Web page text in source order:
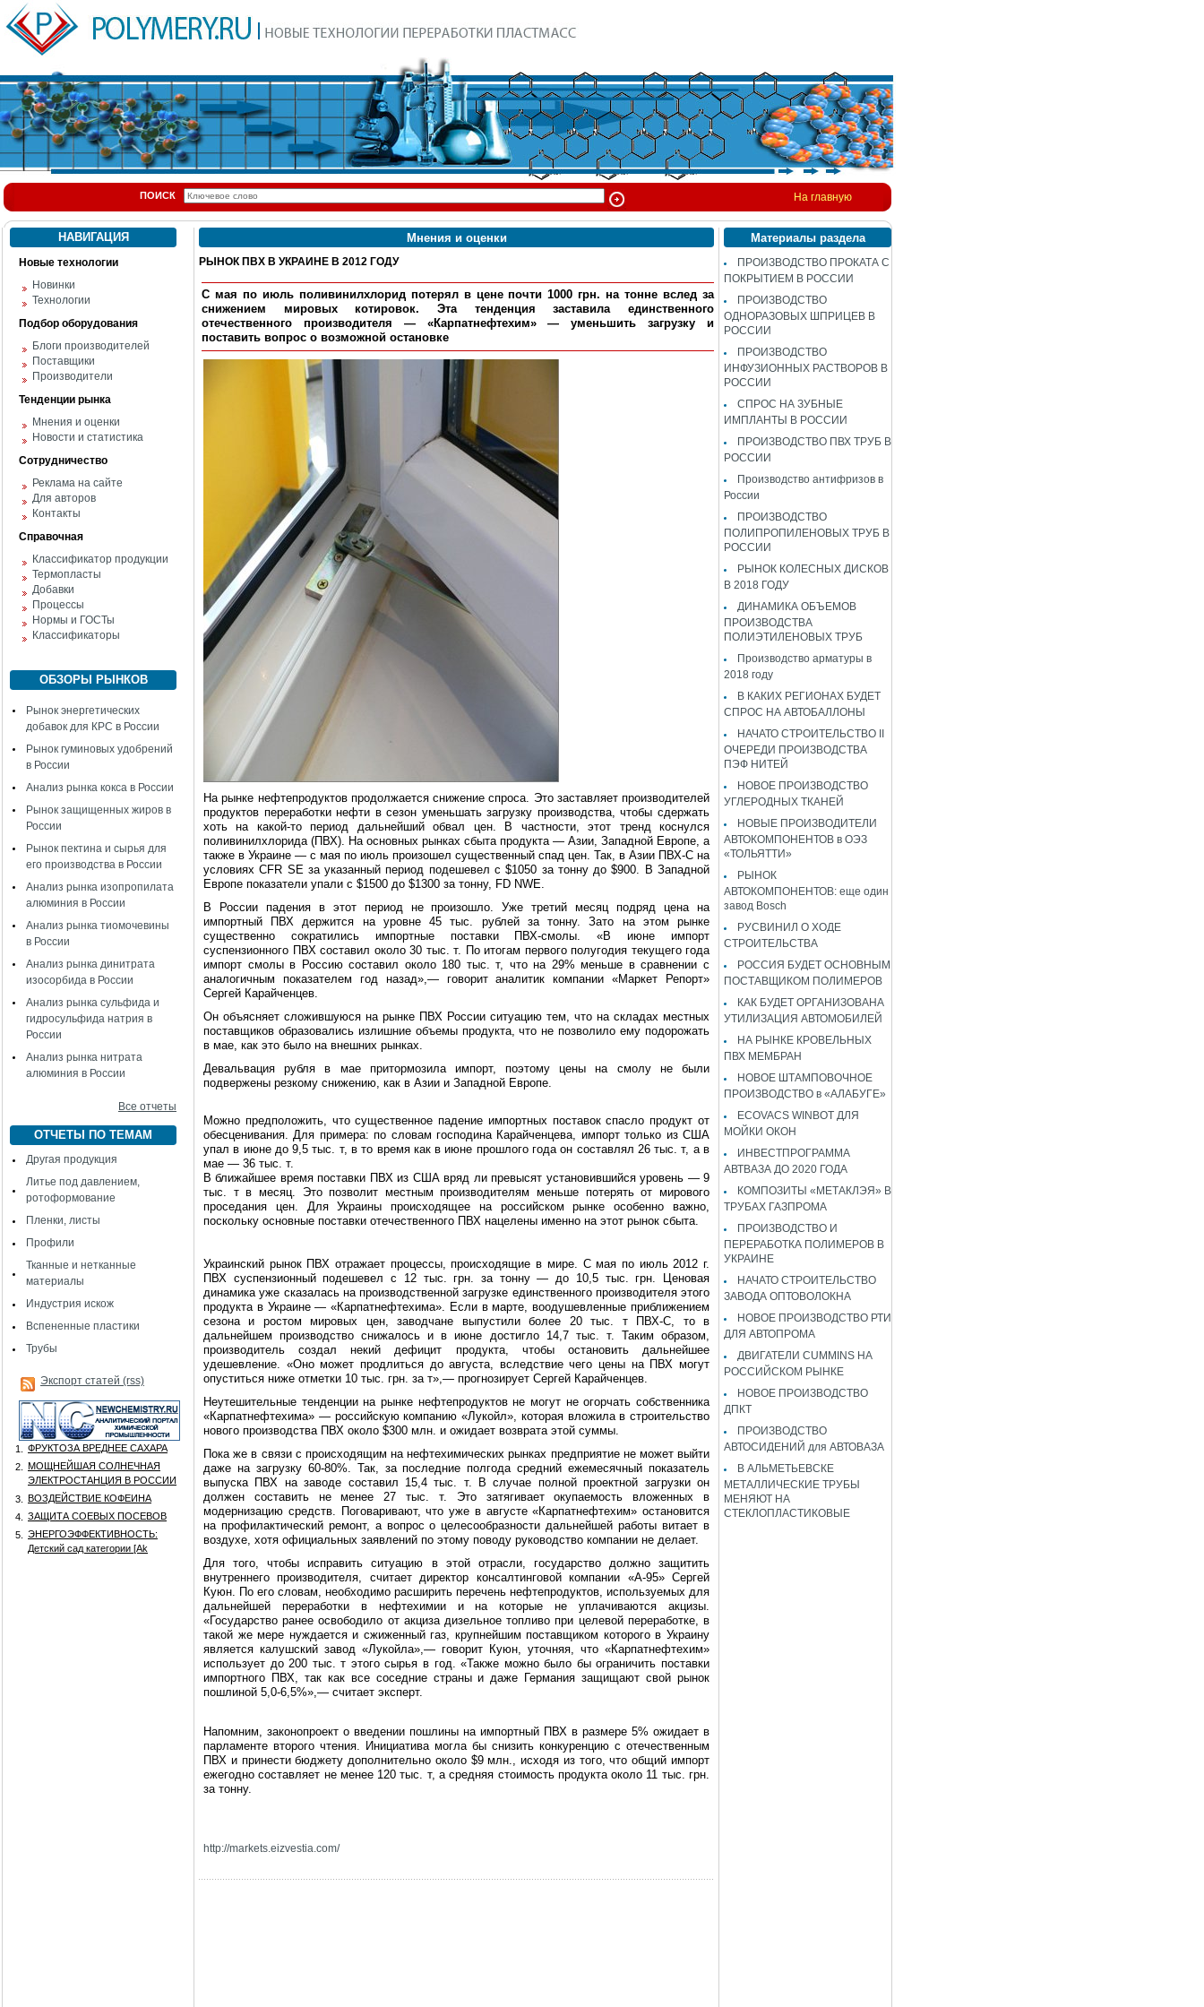
ПОИСК На главную
НАВИГАЦИЯ
Новые технологии
Новинки
Технологии
Подбор оборудования
Блоги производителей
Поставщики
Производители
Тенденции рынка
Мнения и оценки
Новости и статистика
Сотрудничество
Реклама на сайте
Для авторов
Контакты
Справочная
Классификатор продукции
Термопласты
Добавки
Процессы
Нормы и ГОСТы
Классификаторы
ОБЗОРЫ РЫНКОВ
Рынок энергетических
добавок для КРС в России
Рынок гуминовых удобрений
в России
Анализ рынка кокса в России
Рынок защищенных жиров в
России
Рынок пектина и сырья для
его производства в России
Анализ рынка изопропилата
алюминия в России
Анализ рынка тиомочевины
в России
Анализ рынка динитрата
изосорбида в России
Анализ рынка сульфида и
гидросульфида натрия в
России
Анализ рынка нитрата
алюминия в России
Все отчеты
ОТЧЕТЫ ПО ТЕМАМ
Другая продукция
Литье под давлением,
ротоформование
Пленки, листы
Профили
Тканные и нетканные
материалы
Индустрия искож
Вспененные пластики
Трубы
Экспорт статей (rss)
1.
ФРУКТОЗА ВРЕДНЕЕ САХАРА
2.
МОЩНЕЙШАЯ СОЛНЕЧНАЯ
ЭЛЕКТРОСТАНЦИЯ В РОССИИ
3.
ВОЗДЕЙСТВИЕ КОФЕИНА
4.
ЗАЩИТА СОЕВЫХ ПОСЕВОВ
5.
ЭНЕРГОЭФФЕКТИВНОСТЬ:
Детский сад категории [Аk
Мнения и оценки
РЫНОК ПВХ В УКРАИНЕ В 2012 ГОДУ
С мая по июль поливинилхлорид потерял в цене почти 1000 грн. на тонне вслед за
снижением мировых котировок. Эта тенденция заставила единственного
отечественного производителя — «Карпатнефтехим» — уменьшить загрузку и
поставить вопрос о возможной остановке
На рынке нефтепродуктов продолжается снижение спроса. Это заставляет производителей
продуктов переработки нефти в сезон уменьшать загрузку производства, чтобы сдержать
хоть на какой-то период дальнейший обвал цен. В частности, этот тренд коснулся
поливинилхлорида (ПВХ). На основных рынках сбыта продукта — Азии, Западной Европе, а
также в Украине — с мая по июль произошел существенный спад цен. Так, в Азии ПВХ-С на
условиях CFR SE за указанный период подешевел с $1050 за тонну до $900. В Западной
Европе показатели упали с $1500 до $1300 за тонну, FD NWE.
В России падения в этот период не произошло. Уже третий месяц подряд цена на
импортный ПВХ держится на уровне 45 тыс. рублей за тонну. Зато на этом рынке
существенно сократились импортные поставки ПВХ-смолы. «В июне импорт
суспензионного ПВХ составил около 30 тыс. т. По итогам первого полугодия текущего года
импорт смолы в Россию составил около 180 тыс. т, что на 29% меньше в сравнении с
аналогичным показателем год назад»,— говорит аналитик компании «Маркет Репорт»
Сергей Карайченцев.
Он объясняет сложившуюся на рынке ПВХ России ситуацию тем, что на складах местных
поставщиков образовались излишние объемы продукта, что не позволило ему подорожать
в мае, как это было на внешних рынках.
Девальвация рубля в мае притормозила импорт, поэтому цены на смолу не были
подвержены резкому снижению, как в Азии и Западной Европе.
Можно предположить, что существенное падение импортных поставок спасло продукт от
обесценивания. Для примера: по словам господина Карайченцева, импорт только из США
упал в июне до 9,5 тыс. т, в то время как в июне прошлого года он составлял 26 тыс. т, а в
мае — 36 тыс. т.
В ближайшее время поставки ПВХ из США вряд ли превысят установившийся уровень — 9
тыс. т в месяц. Это позволит местным производителям меньше потерять от мирового
проседания цен. Для Украины происходящее на российском рынке особенно важно,
поскольку основные поставки отечественного ПВХ нацелены именно на этот рынок сбыта.
Украинский рынок ПВХ отражает процессы, происходящие в мире. С мая по июль 2012 г.
ПВХ суспензионный подешевел с 12 тыс. грн. за тонну — до 10,5 тыс. грн. Ценовая
динамика уже сказалась на производственной загрузке единственного производителя этого
продукта в Украине — «Карпатнефтехима». Если в марте, воодушевленные приближением
сезона и ростом мировых цен, заводчане выпустили более 20 тыс. т ПВХ-С, то в
дальнейшем производство снижалось и в июне достигло 14,7 тыс. т. Таким образом,
производитель создал некий дефицит продукта, чтобы остановить дальнейшее
удешевление. «Оно может продлиться до августа, вследствие чего цены на ПВХ могут
опуститься ниже отметки 10 тыс. грн. за т»,— прогнозирует Сергей Карайченцев.
Неутешительные тенденции на рынке нефтепродуктов не могут не огорчать собственника
«Карпатнефтехима» — российскую компанию «Лукойл», которая вложила в строительство
нового производства ПВХ около $300 млн. и ожидает возврата этой суммы.
Пока же в связи с происходящим на нефтехимических рынках предприятие не может выйти
даже на загрузку 60-80%. Так, за последние полгода средний ежемесячный показатель
выпуска ПВХ на заводе составил 15,4 тыс. т. В случае полной проектной загрузки он
должен составить не менее 27 тыс. т. Это затягивает окупаемость вложенных в
модернизацию средств. Поговаривают, что уже в августе «Карпатнефтехим» остановится
на профилактический ремонт, а вопрос о целесообразности дальнейшей работы витает в
воздухе, хотя официальных заявлений по этому поводу руководство компании не делает.
Для того, чтобы исправить ситуацию в этой отрасли, государство должно защитить
внутреннего производителя, считает директор консалтинговой компании «А-95» Сергей
Куюн. По его словам, необходимо расширить перечень нефтепродуктов, используемых для
дальнейшей переработки в нефтехимии и на которые не уплачиваются акцизы.
«Государство ранее освободило от акциза дизельное топливо при целевой переработке, в
такой же мере нуждается и сжиженный газ, крупнейшим поставщиком которого в Украину
является калушский завод «Лукойла»,— говорит Куюн, уточняя, что «Карпатнефтехим»
использует до 200 тыс. т этого сырья в год. «Также можно было бы ограничить поставки
импортного ПВХ, так как все соседние страны и даже Германия защищают свой рынок
пошлиной 5,0-6,5%»,— считает эксперт.
Напомним, законопроект о введении пошлины на импортный ПВХ в размере 5% ожидает в
парламенте второго чтения. Инициатива могла бы снизить конкуренцию с отечественным
ПВХ и принести бюджету дополнительно около $9 млн., исходя из того, что общий импорт
ежегодно составляет не менее 120 тыс. т, а средняя стоимость продукта около 11 тыс. грн.
за тонну.
http://markets.eizvestia.com/
Материалы раздела
ПРОИЗВОДСТВО ПРОКАТА С
ПОКРЫТИЕМ В РОССИИ
ПРОИЗВОДСТВО
ОДНОРАЗОВЫХ ШПРИЦЕВ В
РОССИИ
ПРОИЗВОДСТВО
ИНФУЗИОННЫХ РАСТВОРОВ В
РОССИИ
СПРОС НА ЗУБНЫЕ
ИМПЛАНТЫ В РОССИИ
ПРОИЗВОДСТВО ПВХ ТРУБ В
РОССИИ
Производство антифризов в
России
ПРОИЗВОДСТВО
ПОЛИПРОПИЛЕНОВЫХ ТРУБ В
РОССИИ
РЫНОК КОЛЕСНЫХ ДИСКОВ
В 2018 ГОДУ
ДИНАМИКА ОБЪЕМОВ
ПРОИЗВОДСТВА
ПОЛИЭТИЛЕНОВЫХ ТРУБ
Производство арматуры в
2018 году
В КАКИХ РЕГИОНАХ БУДЕТ
СПРОС НА АВТОБАЛЛОНЫ
НАЧАТО СТРОИТЕЛЬСТВО II
ОЧЕРЕДИ ПРОИЗВОДСТВА
ПЭФ НИТЕЙ
НОВОЕ ПРОИЗВОДСТВО
УГЛЕРОДНЫХ ТКАНЕЙ
НОВЫЕ ПРОИЗВОДИТЕЛИ
АВТОКОМПОНЕНТОВ в ОЭЗ
«ТОЛЬЯТТИ»
РЫНОК
АВТОКОМПОНЕНТОВ: еще один
завод Bosch
РУСВИНИЛ О ХОДЕ
СТРОИТЕЛЬСТВА
РОССИЯ БУДЕТ ОСНОВНЫМ
ПОСТАВЩИКОМ ПОЛИМЕРОВ
КАК БУДЕТ ОРГАНИЗОВАНА
УТИЛИЗАЦИЯ АВТОМОБИЛЕЙ
НА РЫНКЕ КРОВЕЛЬНЫХ
ПВХ МЕМБРАН
НОВОЕ ШТАМПОВОЧНОЕ
ПРОИЗВОДСТВО в «АЛАБУГЕ»
ECOVACS WINBOT ДЛЯ
МОЙКИ ОКОН
ИНВЕСТПРОГРАММА
АВТВАЗА ДО 2020 ГОДА
КОМПОЗИТЫ «МЕТАКЛЭЯ» В
ТРУБАХ ГАЗПРОМА
ПРОИЗВОДСТВО И
ПЕРЕРАБОТКА ПОЛИМЕРОВ В
УКРАИНЕ
НАЧАТО СТРОИТЕЛЬСТВО
ЗАВОДА ОПТОВОЛОКНА
НОВОЕ ПРОИЗВОДСТВО РТИ
ДЛЯ АВТОПРОМА
ДВИГАТЕЛИ CUMMINS НА
РОССИЙСКОМ РЫНКЕ
НОВОЕ ПРОИЗВОДСТВО
ДПКТ
ПРОИЗВОДСТВО
АВТОСИДЕНИЙ для АВТОВАЗА
В АЛЬМЕТЬЕВСКЕ
МЕТАЛЛИЧЕСКИЕ ТРУБЫ
МЕНЯЮТ НА
СТЕКЛОПЛАСТИКОВЫЕ